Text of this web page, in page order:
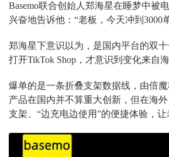
Basemo联合创始人郑海星在睡梦中被
兴奋地告诉他：“老板，今天冲到3000
郑海星下意识以为，是国内平台的双
打开TikTok Shop，才意识到变化来自海
爆单的是一条折叠支架数据线，由倍
产品在国内并不算重大创新，但在海
支架、“边充电边使用”的便捷体验，让